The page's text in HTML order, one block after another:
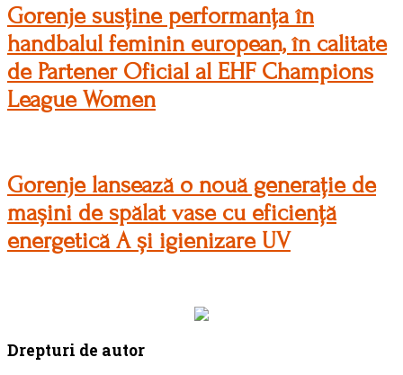
Gorenje susține performanța în
handbalul feminin european, în calitate
de Partener Oficial al EHF Champions
League Women
Gorenje lansează o nouă generație de
mașini de spălat vase cu eficiență
energetică A și igienizare UV
Drepturi de autor